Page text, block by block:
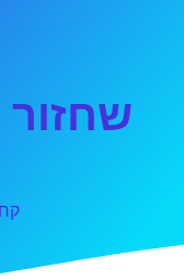
שחזור